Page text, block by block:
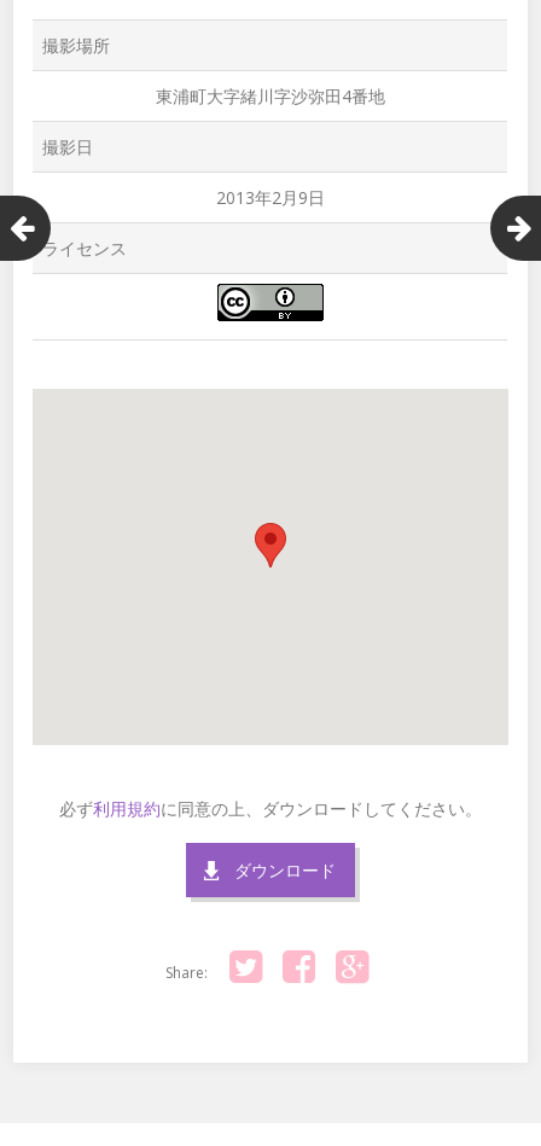
撮影場所
東浦町大字緒川字沙弥田4番地
撮影日
2013年2月9日
ライセンス
必ず利用規約に同意の上、ダウンロードしてください。
ダウンロード
Share: